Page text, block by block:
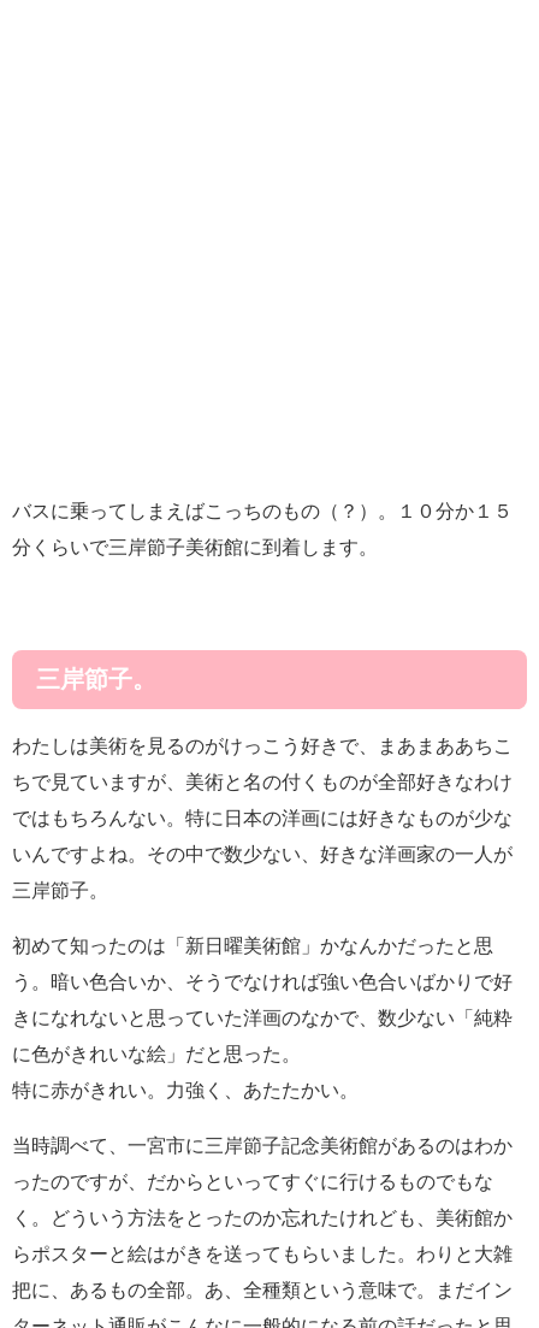
バスに乗ってしまえばこっちのもの（？）。１０分か１５
分くらいで三岸節子美術館に到着します。
三岸節子。
わたしは美術を見るのがけっこう好きで、まあまああちこ
ちで見ていますが、美術と名の付くものが全部好きなわけ
ではもちろんない。特に日本の洋画には好きなものが少な
いんですよね。その中で数少ない、好きな洋画家の一人が
三岸節子。
初めて知ったのは「新日曜美術館」かなんかだったと思
う。暗い色合いか、そうでなければ強い色合いばかりで好
きになれないと思っていた洋画のなかで、数少ない「純粋
に色がきれいな絵」だと思った。
特に赤がきれい。力強く、あたたかい。
当時調べて、一宮市に三岸節子記念美術館があるのはわか
ったのですが、だからといってすぐに行けるものでもな
く。どういう方法をとったのか忘れたけれども、美術館か
らポスターと絵はがきを送ってもらいました。わりと大雑
把に、あるもの全部。あ、全種類という意味で。まだイン